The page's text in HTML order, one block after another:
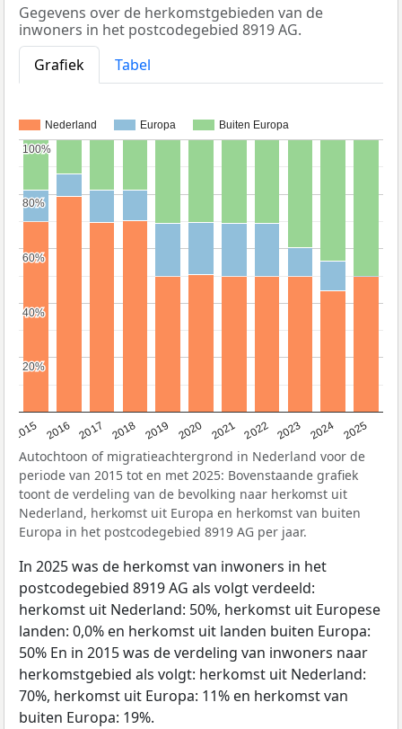
Gegevens over de herkomstgebieden van de
inwoners in het postcodegebied 8919 AG.
Grafiek
Tabel
Nederland Europa Buiten Europa
2015 2016 2017 2018 2019 2020 2021 2022 2023 2024 2025
20%
20%
40%
40%
60%
60%
80%
80%
100%
100%
Autochtoon of migratieachtergrond in Nederland voor de
periode van 2015 tot en met 2025: Bovenstaande grafiek
toont de verdeling van de bevolking naar herkomst uit
Nederland, herkomst uit Europa en herkomst van buiten
Europa in het postcodegebied 8919 AG per jaar.
In 2025 was de herkomst van inwoners in het
postcodegebied 8919 AG als volgt verdeeld:
herkomst uit Nederland: 50%, herkomst uit Europese
landen: 0,0% en herkomst uit landen buiten Europa:
50% En in 2015 was de verdeling van inwoners naar
herkomstgebied als volgt: herkomst uit Nederland:
70%, herkomst uit Europa: 11% en herkomst van
buiten Europa: 19%.